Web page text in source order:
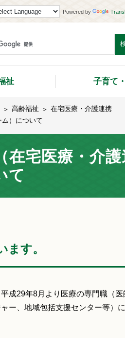
Powered by
祉 子育て
高齢福祉
在宅医療・介護連携
）について
在宅医療・介
て
ます。
成29年8月より医療の専門職（医
ー、地域包括支援センター等）